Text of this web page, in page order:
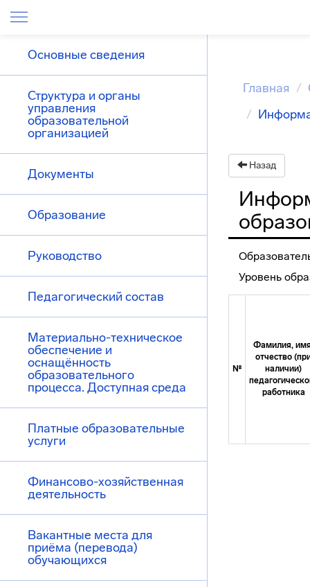
Основные сведения
Структура и органы
управления
образовательной
организацией
Документы
Образование
Руководство
Педагогический состав
Материально-техническое
обеспечение и
оснащённость
образовательного
процесса. Доступная среда
Платные образовательные
услуги
Финансово-хозяйственная
деятельность
Вакантные места для
приёма (перевода)
обучающихся
Главная
Назад
Уровень
№
Фамилия,
отчество
наличии)
работника